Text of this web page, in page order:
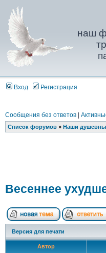
наш
Вход Регистрация
Сообщения без ответов|
Список форумов» Наши
Весеннее
Версия для печати
Автор